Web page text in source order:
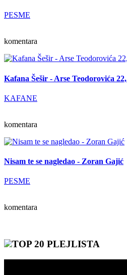
PESME
komentara
Kafana Šešir - Arse Teodorovića
KAFANE
komentara
Nisam te se nagledao - Zoran Gajić
PESME
komentara
TOP 20 PLEJLISTA